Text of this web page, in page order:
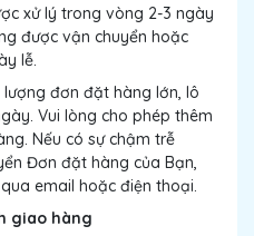
xử lý trong vòng 2-3 ngày
được vận chuyển hoặc
lễ.
đơn đặt hàng lớn, lô
Vui lòng cho phép thêm
Nếu có sự chậm trễ
Đơn đặt hàng của Bạn,
email hoặc điện thoại.
giao hàng